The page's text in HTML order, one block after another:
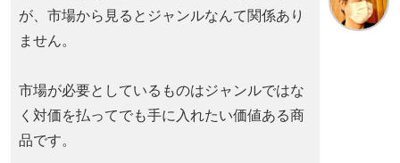
が、市場から見るとジャンルなんて関係あり
ません。
市場が必要としているものはジャンルではな
く対価を払ってでも手に入れたい価値ある商
品です。